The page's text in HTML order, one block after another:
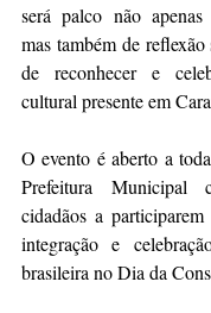
será palco não apenas
mas também de
de reconhecer e
cultural presente em
O evento é aberto a
Prefeitura Municipal
cidadãos a
integração e
brasileira no Dia da